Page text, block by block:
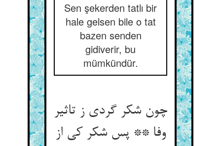
Sen şekerden tatlı bir
hale gelsen bile o tat
bazen senden
gidiverir, bu
mümkündür.
چون شکر گردی ز تاثیر
وفا ** پس شکر کی از